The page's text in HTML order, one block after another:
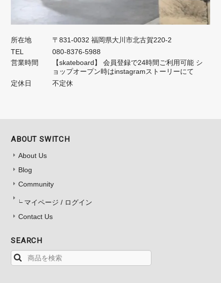
所在地
〒831-0032 福岡県大川市北古賀220-2
TEL
080-8376-5988
営業時間
【skateboard】 会員登録で24時間ご利用可能 シ
ョップオープン時はinstagramストーリーにて
定休日
不定休
ABOUT SWITCH
About Us
Blog
Community
マイページ / ログイン
Contact Us
SEARCH